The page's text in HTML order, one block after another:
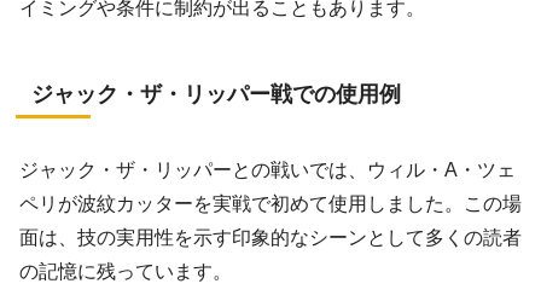
イミングや条件に制約が出ることもあります。
ジャック・ザ・リッパー戦での使用例
ジャック・ザ・リッパーとの戦いでは、ウィル・A・ツェ
ペリが波紋カッターを実戦で初めて使用しました。この場
面は、技の実用性を示す印象的なシーンとして多くの読者
の記憶に残っています。